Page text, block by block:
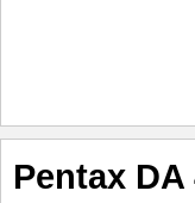
Pentax DA